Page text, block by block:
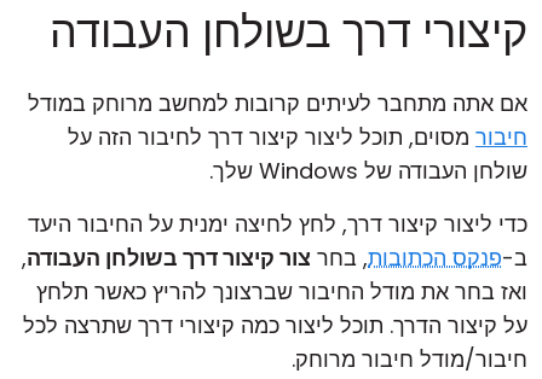
קיצורי דרך בשולחן העבודה
אם אתה מתחבר לעיתים קרובות למחשב מרוחק במודל
חיבור מסוים, תוכל ליצור קיצור דרך לחיבור הזה על
שולחן העבודה של Windows שלך.
כדי ליצור קיצור דרך, לחץ לחיצה ימנית על החיבור היעד
ב-פנקס הכתובות, בחר צור קיצור דרך בשולחן העבודה,
ואז בחר את מודל החיבור שברצונך להריץ כאשר תלחץ
על קיצור הדרך. תוכל ליצור כמה קיצורי דרך שתרצה לכל
חיבור/מודל חיבור מרוחק.